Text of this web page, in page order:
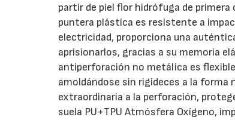
partir de piel flor hidrófuga de
puntera plástica es resistente a
electricidad, proporciona una
aprisionarlos, gracias a su memoria
antiperforación no metálica es
amoldándose sin rigideces a la forma
extraordinaria a la perforación,
suela PU+TPU Atmósfera Oxígeno,